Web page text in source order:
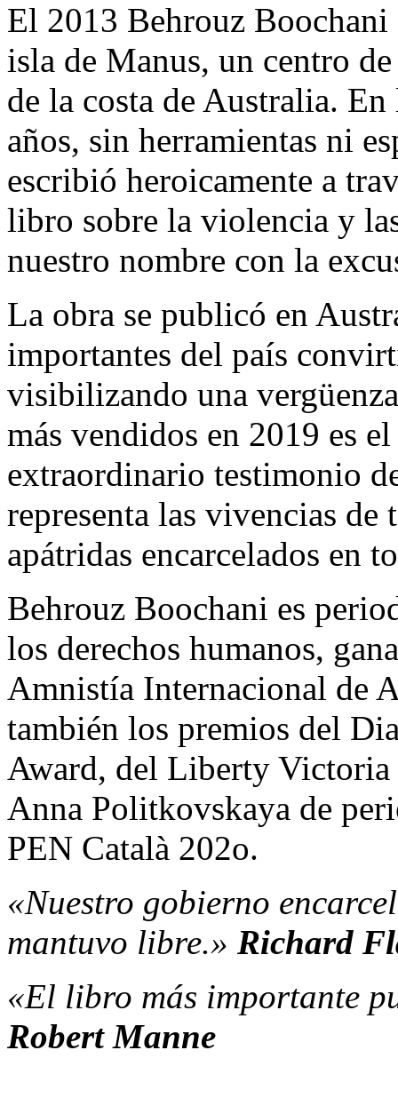
El 2013 Behrouz
isla de Manus, un centro
de la costa de Australia.
años, sin herramientas ni
escribió heroicamente a
libro sobre la violencia y
nuestro nombre con la
La obra se publicó en
importantes del país
visibilizando una
más vendidos en 2019 es
extraordinario testimonio
representa las vivencias
apátridas encarcelados en
Behrouz Boochani es
los derechos humanos,
Amnistía Internacional de
también los premios del
Award, del Liberty
Anna Politkovskaya de
PEN Català 202o.
«Nuestro gobierno
mantuvo libre.» Richard
«El libro más importante
Robert Manne